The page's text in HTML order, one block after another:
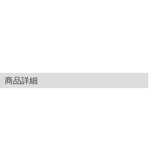
商品詳細